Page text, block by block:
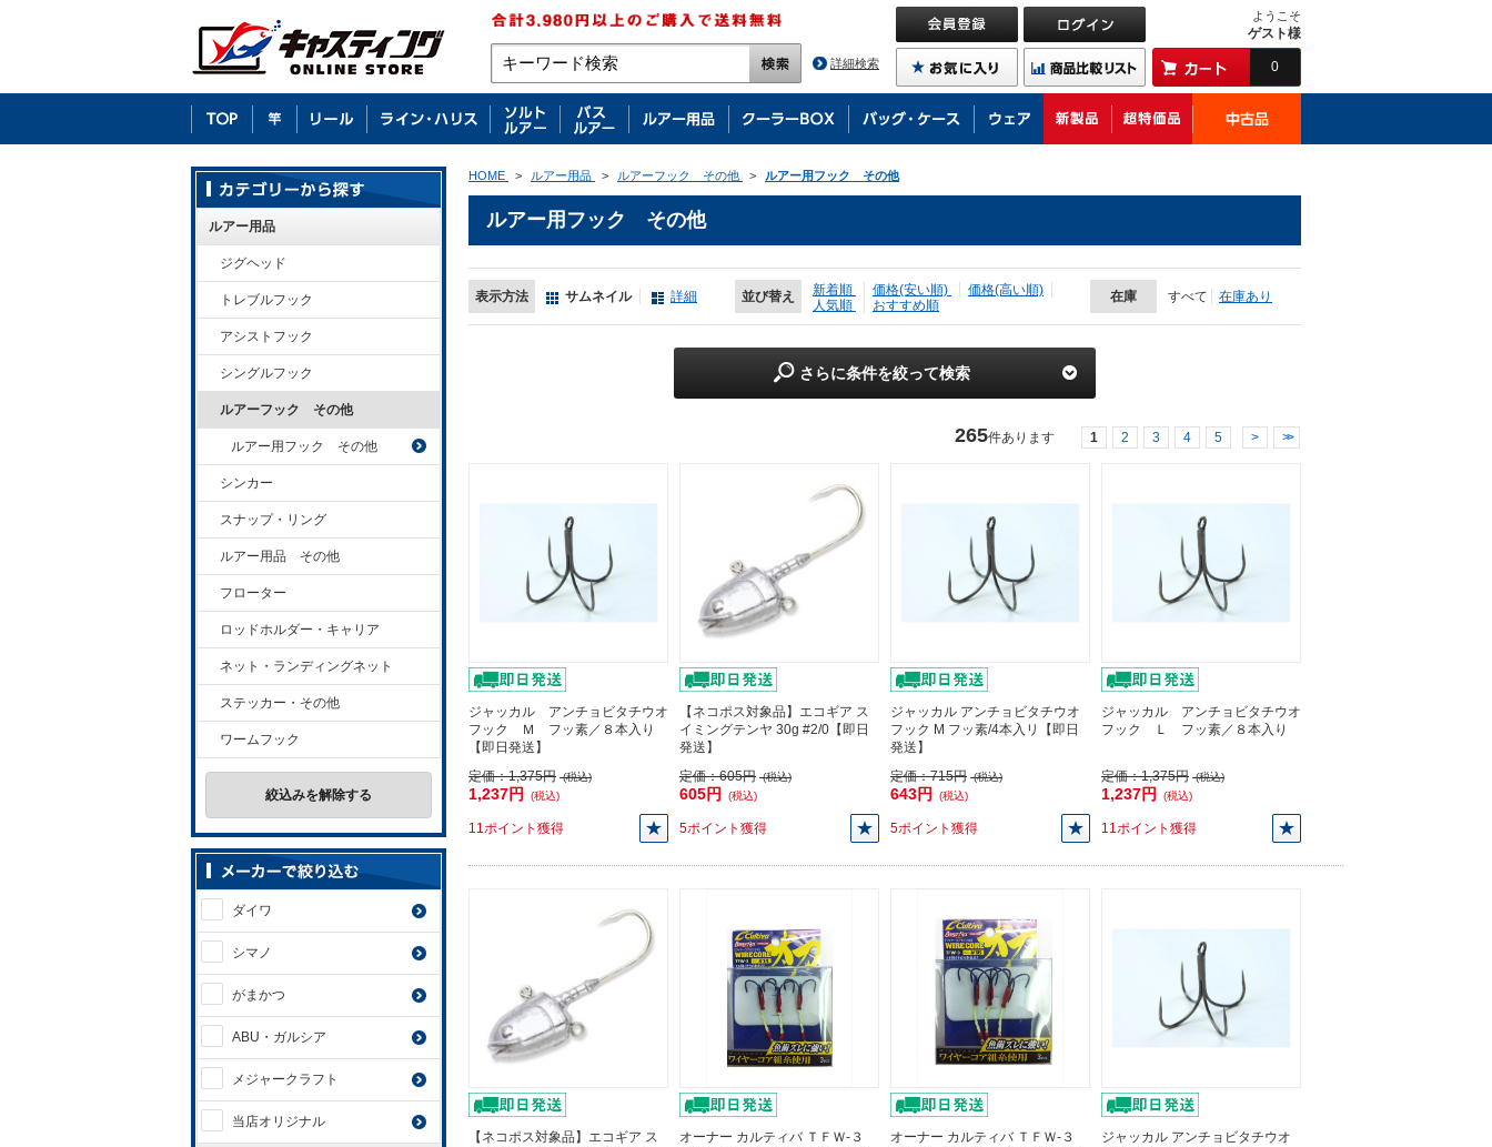
詳細検索
ようこそ
ゲスト様
0
HOME > ルアー用品 > ルアーフック その他 > ルアー用フック その他
ルアー用フック その他
表示方法 サムネイル 詳細 並び替え 新着順 価格(安い順)
価格(高い順)
人気順
おすすめ順
在庫 すべて 在庫あり
さらに条件を絞って検索
265件あります 1 2 3 4 5 > >>
ジャッカル アンチョビタチウオ
フック Ｍ フッ素／８本入り
【即日発送】
定価：1,375円 (税込)
1,237円 (税込)
11ポイント獲得
【ネコポス対象品】エコギア ス
イミングテンヤ 30g #2/0【即日
発送】
定価：605円 (税込)
605円 (税込)
5ポイント獲得
ジャッカル アンチョビタチウオ
フック M フッ素/4本入リ【即日
発送】
定価：715円 (税込)
643円 (税込)
5ポイント獲得
ジャッカル アンチョビタチウオ
フック Ｌ フッ素／８本入り
定価：1,375円 (税込)
1,237円 (税込)
11ポイント獲得
【ネコポス対象品】エコギア ス
オーナー カルティバ ＴＦＷ-３
オーナー カルティバ ＴＦＷ-３
ジャッカル アンチョビタチウオ
ルアー用品
ジグヘッド
トレブルフック
アシストフック
シングルフック
ルアーフック その他
ルアー用フック その他
シンカー
スナップ・リング
ルアー用品 その他
フローター
ロッドホルダー・キャリア
ネット・ランディングネット
ステッカー・その他
ワームフック
絞込みを解除する
ダイワ
シマノ
がまかつ
ABU・ガルシア
メジャークラフト
当店オリジナル